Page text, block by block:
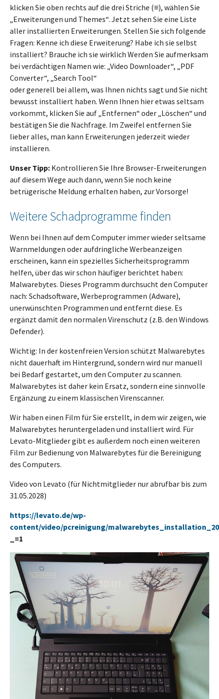
klicken Sie oben rechts auf die drei Striche (≡), wählen Sie
„Erweiterungen und Themes“. Jetzt sehen Sie eine Liste
aller installierten Erweiterungen. Stellen Sie sich folgende
Fragen: Kenne ich diese Erweiterung? Habe ich sie selbst
installiert? Brauche ich sie wirklich Werden Sie aufmerksam
bei verdächtigen Namen wie: „Video Downloader“, „PDF
Converter“, „Search Tool“
oder generell bei allem, was Ihnen nichts sagt und Sie nicht
bewusst installiert haben. Wenn Ihnen hier etwas seltsam
vorkommt, klicken Sie auf „Entfernen“ oder „Löschen“ und
bestätigen Sie die Nachfrage. Im Zweifel entfernen Sie
lieber alles, man kann Erweiterungen jederzeit wieder
installieren.
Unser Tipp: Kontrollieren Sie Ihre Browser-Erweiterungen
auf diesem Wege auch dann, wenn Sie noch keine
betrügerische Meldung erhalten haben, zur Vorsorge!
Weitere Schadprogramme finden
Wenn bei Ihnen auf dem Computer immer wieder seltsame
Warnmeldungen oder aufdringliche Werbeanzeigen
erscheinen, kann ein spezielles Sicherheitsprogramm
helfen, über das wir schon häufiger berichtet haben:
Malwarebytes. Dieses Programm durchsucht den Computer
nach: Schadsoftware, Werbeprogrammen (Adware),
unerwünschten Programmen und entfernt diese. Es
ergänzt damit den normalen Virenschutz (z.B. den Windows
Defender).
Wichtig: In der kostenfreien Version schützt Malwarebytes
nicht dauerhaft im Hintergrund, sondern wird nur manuell
bei Bedarf gestartet, um den Computer zu scannen.
Malwarebytes ist daher kein Ersatz, sondern eine sinnvolle
Ergänzung zu einem klassischen Virenscanner.
Wir haben einen Film für Sie erstellt, in dem wir zeigen, wie
Malwarebytes heruntergeladen und installiert wird. Für
Levato-Mitglieder gibt es außerdem noch einen weiteren
Film zur Bedienung von Malwarebytes für die Bereinigung
des Computers.
Video von Levato (für Nichtmitglieder nur abrufbar bis zum
31.05.2028)
https://levato.de/wp-
content/video/pcreinigung/
_=1